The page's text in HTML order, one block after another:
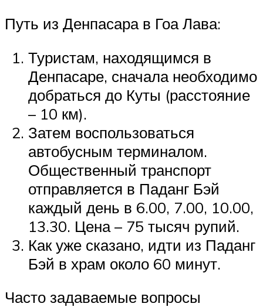
Путь из Денпасара в Гоа Лава:
Туристам, находящимся в
Денпасаре, сначала необходимо
добраться до Куты (расстояние
– 10 км).
Затем воспользоваться
автобусным терминалом.
Общественный транспорт
отправляется в Паданг Бэй
каждый день в 6.00, 7.00, 10.00,
13.30. Цена – 75 тысяч рупий.
Как уже сказано, идти из Паданг
Бэй в храм около 60 минут.
Часто задаваемые вопросы